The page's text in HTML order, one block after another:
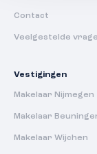
Contact
Veelgestelde
Vestigingen
Makelaar Nijmegen
Makelaar
Makelaar Wijchen